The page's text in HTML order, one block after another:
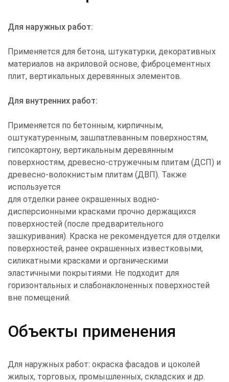
Для наружных работ:
Применяется для бетона, штукатурки, декоративных
материалов на акриловой основе, фиброцементных
плит, вертикальных деревянных элементов.
Для внутренних работ:
Применяется по бетонным, кирпичным,
оштукатуренным, зашпатлеванным поверхностям,
гипсокартону, вертикальным деревянным
поверхностям, древесно-стружечным плитам (ДСП) и
древесно-волокнистым плитам (ДВП). Также
используется
для отделки ранее окрашенных водно-
дисперсионными красками прочно держащихся
поверхностей (после предварительного
зашкуривания). Краска не рекомендуется для отделки
поверхностей, ранее окрашенных известковыми,
силикатными красками и органическими
эластичными покрытиями. Не подходит для
горизонтальных и слабонаклоненных поверхностей
вне помещений.
Объекты применения
Для наружных работ: окраска фасадов и цоколей
жилых, торговых, промышленных, складских и др.